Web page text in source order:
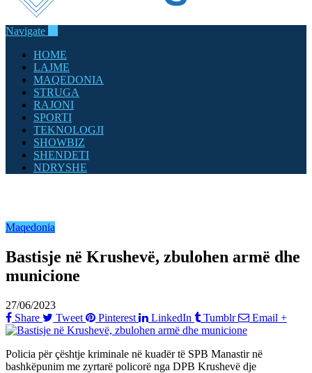
Navigate
HOME
LAJME
MAQEDONIA
STRUGA
RAJONI
SPORTI
TEKNOLOGJI
SHOWBIZ
SHENDETI
NDRYSHE
Maqedonia
Bastisje në Krushevë, zbulohen armë dhe
municione
27/06/2023
Share
Tweet Pinterest LinkedIn Tumblr Email +
Policia për çështje kriminale në kuadër të SPB Manastir në
bashkëpunim me zyrtarë policorë nga DPB Krushevë dje